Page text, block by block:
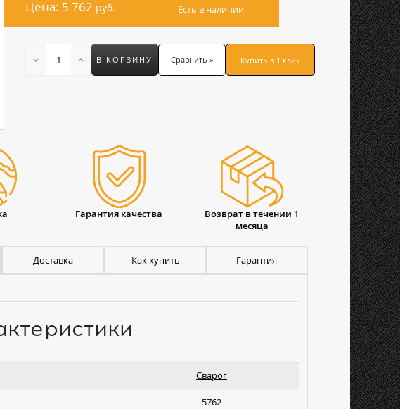
Цена: 5 762 руб. Есть в наличии
В КОРЗИНУ Сравнить » Купить в 1 клик
Гарантия качества
Возврат в течении 1
месяца
Доставка Как купить Гарантия
Сварог
5762